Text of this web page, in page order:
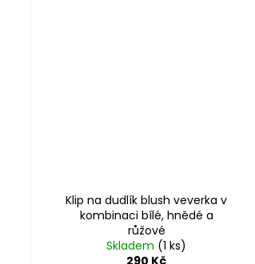
Klip na dudlík blush veverka v
kombinaci bílé, hnědé a
růžové
Skladem (1 ks)